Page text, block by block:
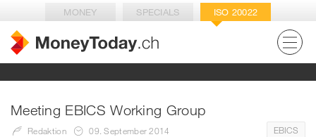
MONEY SPECIALS ISO 20022
Meeting EBICS Working Group
Redaktion 09. September 2014 EBICS